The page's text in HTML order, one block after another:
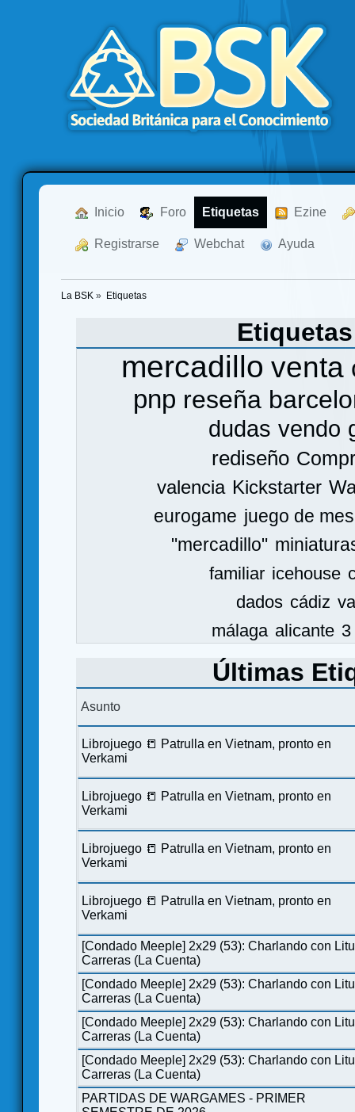
Inicio Foro Etiquetas Ezine
Registrarse Webchat Ayuda
La BSK » Etiquetas
mercadillo venta
pnp reseña
dudas vendo
rediseño
valencia Kickstarter
eurogame juego de
"mercadillo"
familiar icehouse
dados cádiz
málaga alicante
Últimas
Asunto
Librojuego 📒 Patrulla en Vietnam, pronto en
Verkami
Librojuego 📒 Patrulla en Vietnam, pronto en
Verkami
Librojuego 📒 Patrulla en Vietnam, pronto en
Verkami
Librojuego 📒 Patrulla en Vietnam, pronto en
Verkami
[Condado Meeple] 2x29 (53): Charlando con
Carreras (La Cuenta)
[Condado Meeple] 2x29 (53): Charlando con
Carreras (La Cuenta)
[Condado Meeple] 2x29 (53): Charlando con
Carreras (La Cuenta)
[Condado Meeple] 2x29 (53): Charlando con
Carreras (La Cuenta)
PARTIDAS DE WARGAMES - PRIMER